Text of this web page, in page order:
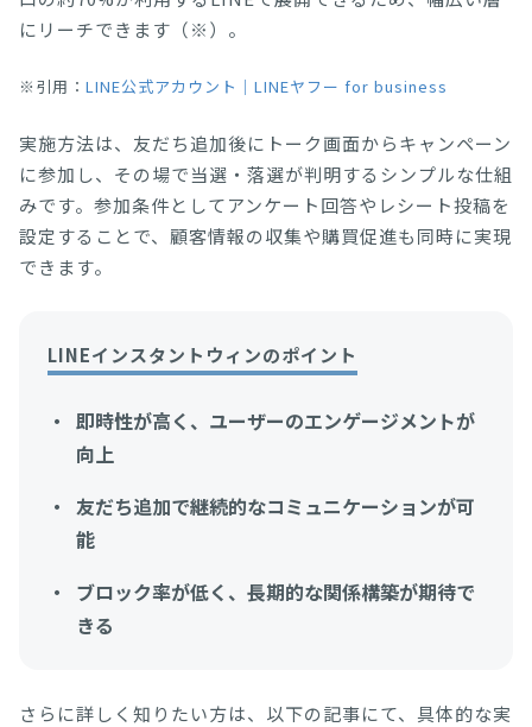
にリーチできます（※）。
※引用： LINE公式アカウント｜LINEヤフー for business
実施方法は、友だち追加後にトーク画面からキャンペーン
に参加し、その場で当選・落選が判明するシンプルな仕組
みです。参加条件としてアンケート回答やレシート投稿を
設定することで、顧客情報の収集や購買促進も同時に実現
できます。
LINEインスタントウィンのポイント
即時性が高く、ユーザーのエンゲージメントが
向上
友だち追加で継続的なコミュニケーションが可
能
ブロック率が低く、長期的な関係構築が期待で
きる
さらに詳しく知りたい方は、以下の記事にて、具体的な実